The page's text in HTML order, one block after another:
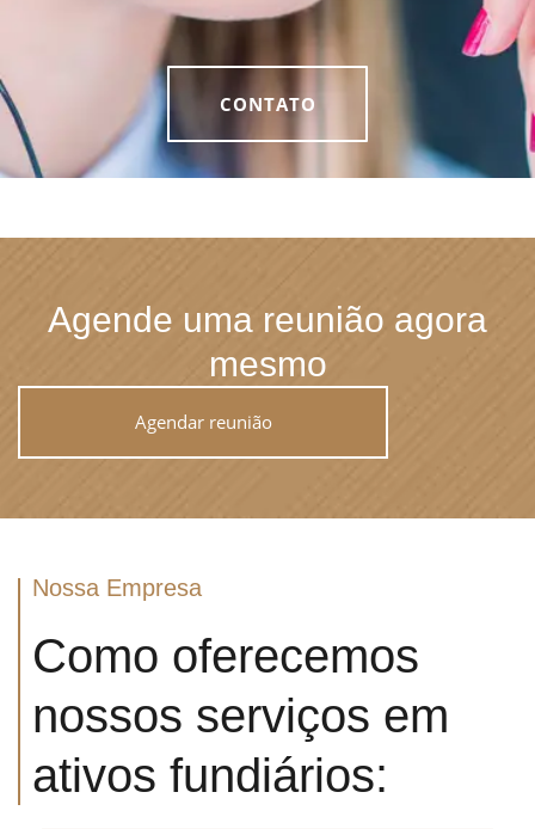
CONTATO
Agende uma reunião agora
mesmo
Agendar reunião
Nossa Empresa
Como oferecemos
nossos serviços em
ativos fundiários: